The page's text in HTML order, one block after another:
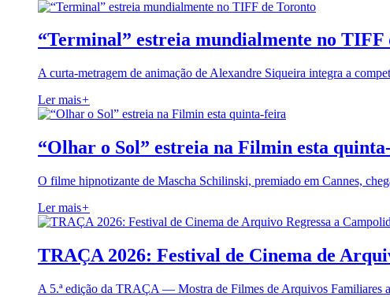
“Terminal” estreia mundialmente no TIFF
A curta-metragem de animação de Alexandre Siqueira integra a
Ler mais+
“Olhar o Sol” estreia na Filmin esta
O filme hipnotizante de Mascha Schilinski, premiado em Cannes,
Ler mais+
TRAÇA 2026: Festival de Cinema de
A 5.ª edição da TRAÇA — Mostra de Filmes de Arquivos Familiares